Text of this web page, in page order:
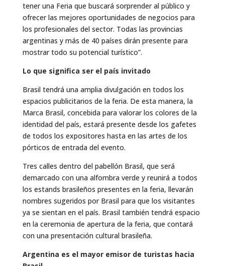
tener una Feria que buscará sorprender al público y
ofrecer las mejores oportunidades de negocios para
los profesionales del sector. Todas las provincias
argentinas y más de 40 países dirán presente para
mostrar todo su potencial turístico”.
Lo que significa ser el país invitado
Brasil tendrá una amplia divulgación en todos los
espacios publicitarios de la feria. De esta manera, la
Marca Brasil, concebida para valorar los colores de la
identidad del país, estará presente desde los gafetes
de todos los expositores hasta en las artes de los
pórticos de entrada del evento.
Tres calles dentro del pabellón Brasil, que será
demarcado con una alfombra verde y reunirá a todos
los estands brasileños presentes en la feria, llevarán
nombres sugeridos por Brasil para que los visitantes
ya se sientan en el país. Brasil también tendrá espacio
en la ceremonia de apertura de la feria, que contará
con una presentación cultural brasileña.
Argentina es el mayor emisor de turistas hacia